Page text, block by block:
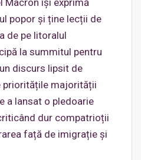
Macron își exprimă
popor și ține lecții de
de pe litoralul
la summitul pentru
discurs lipsit de
prioritățile majorității
a lansat o pledoarie
dur compatrioții
față de imigrație și